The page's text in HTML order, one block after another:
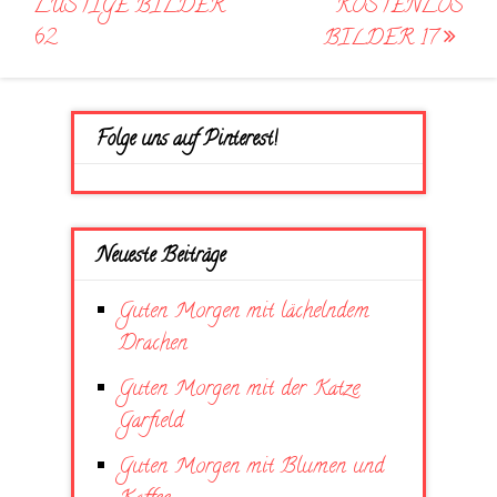
LUSTIGE BILDER
62
KOSTENLOS
BILDER 17
Folge uns auf Pinterest!
Neueste Beiträge
Guten Morgen mit lächelndem
Drachen
Guten Morgen mit der Katze
Garfield
Guten Morgen mit Blumen und